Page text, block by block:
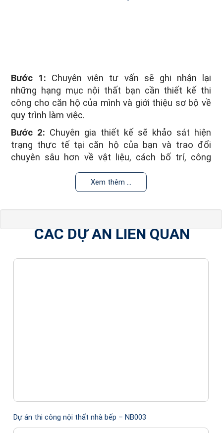
Bước 1: Chuyên viên tư vấn sẽ ghi nhận lại
những hạng mục nội thất bạn cần thiết kế thi
công cho căn hộ của mình và giới thiệu sơ bộ về
quy trình làm việc.
Bước 2: Chuyên gia thiết kế sẽ khảo sát hiện
trạng thực tế tại căn hộ của bạn và trao đổi
chuyên sâu hơn về vật liệu, cách bố trí, công
Sau khi tư vấn và thống nhất ý tưởng,
để KTS lên bản vẽ. Phí thiết kế sẽ được hoàn lại
Bước 4:Bản vẽ 3D hoàn thành sẽ được gửi đến
Xem thêm ...
CÁC DỰ ÁN LIÊN QUAN
Dự án thi công nội thất nhà bếp – NB003